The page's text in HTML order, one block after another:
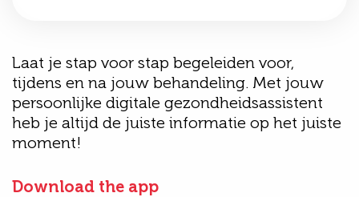
Laat je stap voor stap begeleiden voor,
tijdens en na jouw behandeling. Met jouw
persoonlijke digitale gezondheidsassistent
heb je altijd de juiste informatie op het juiste
moment!
Download the app